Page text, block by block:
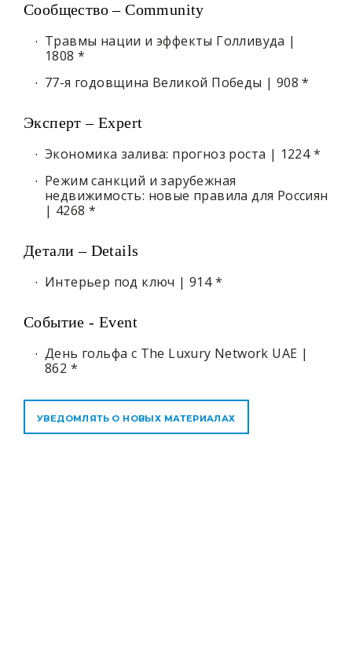
Сообщество – Community
Травмы нации и эффекты Голливуда |
1808 *
77-я годовщина Великой Победы | 908 *
Эксперт – Expert
Экономика залива: прогноз роста | 1224 *
Режим санкций и зарубежная
недвижимость: новые правила для Россиян
| 4268 *
Детали – Details
Интерьер под ключ | 914 *
Событие - Event
День гольфа с The Luxury Network UAE |
862 *
УВЕДОМЛЯТЬ О НОВЫХ МАТЕРИАЛАХ